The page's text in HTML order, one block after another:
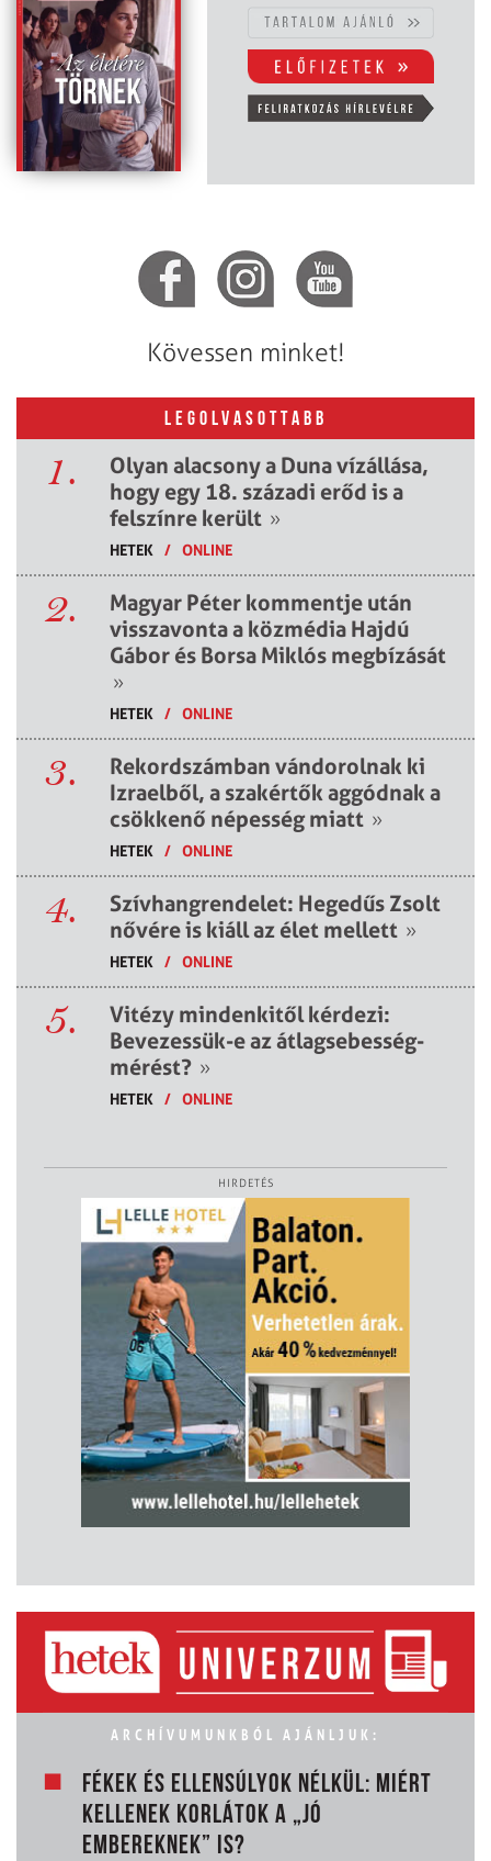
Kövessen minket!
LEGOLVASOTTABB
1.
Olyan alacsony a Duna vízállása,
hogy egy 18. századi erőd is a
felszínre került »
HETEK / ONLINE
2.
Magyar Péter kommentje után
visszavonta a közmédia Hajdú
Gábor és Borsa Miklós megbízását
»
HETEK / ONLINE
3.
Rekordszámban vándorolnak ki
Izraelből, a szakértők aggódnak a
csökkenő népesség miatt »
HETEK / ONLINE
4.
Szívhangrendelet: Hegedűs Zsolt
nővére is kiáll az élet mellett »
HETEK / ONLINE
5.
Vitézy mindenkitől kérdezi:
Bevezessük-e az átlagsebesség-
mérést? »
HETEK / ONLINE
HIRDETÉS
ARCHÍVUMUNKBÓL AJÁNLJUK:
FÉKEK ÉS ELLENSÚLYOK NÉLKÜL: MIÉRT
KELLENEK KORLÁTOK A „JÓ
EMBEREKNEK” IS?